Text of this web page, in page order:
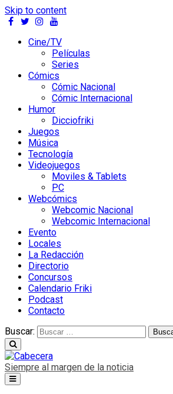
Skip to content
Cine/TV
Películas
Series
Cómics
Cómic Nacional
Cómic Internacional
Humor
Dicciofriki
Juegos
Música
Tecnología
Videojuegos
Moviles & Tablets
PC
Webcómics
Webcomic Nacional
Webcomic Internacional
Evento
Locales
La Redacción
Directorio
Concursos
Calendario Friki
Podcast
Contacto
Buscar:
Siempre al margen de la noticia